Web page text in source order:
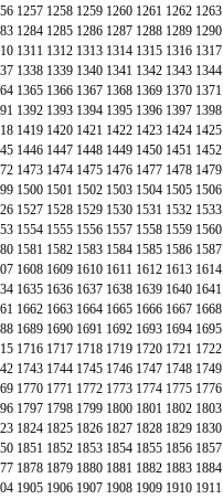
1257 1258 1259 1260 1261 1262 1263
1284 1285 1286 1287 1288 1289 1290
1311 1312 1313 1314 1315 1316 1317
1338 1339 1340 1341 1342 1343 1344
1365 1366 1367 1368 1369 1370 1371
1392 1393 1394 1395 1396 1397 1398
1419 1420 1421 1422 1423 1424 1425
1446 1447 1448 1449 1450 1451 1452
1473 1474 1475 1476 1477 1478 1479
1500 1501 1502 1503 1504 1505 1506
1527 1528 1529 1530 1531 1532 1533
1554 1555 1556 1557 1558 1559 1560
1581 1582 1583 1584 1585 1586 1587
1608 1609 1610 1611 1612 1613 1614
1635 1636 1637 1638 1639 1640 1641
1662 1663 1664 1665 1666 1667 1668
1689 1690 1691 1692 1693 1694 1695
1716 1717 1718 1719 1720 1721 1722
1743 1744 1745 1746 1747 1748 1749
1770 1771 1772 1773 1774 1775 1776
1797 1798 1799 1800 1801 1802 1803
1824 1825 1826 1827 1828 1829 1830
1851 1852 1853 1854 1855 1856 1857
1878 1879 1880 1881 1882 1883 1884
1905 1906 1907 1908 1909 1910 1911